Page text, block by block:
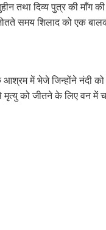
तथा दिव्य पुत्र की माँग
समय शिलाद को एक
में भेजे जिन्होंने नंदी को
मृत्यु को जीतने के लिए वन में